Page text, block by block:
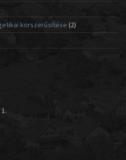
korszerűsítése (2)